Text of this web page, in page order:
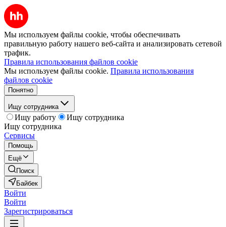
Мы используем файлы cookie, чтобы обеспечивать
правильную работу нашего веб-сайта и анализировать сетевой
трафик.
Правила использования файлов cookie
Мы используем файлы cookie. Правила использования
файлов cookie
Понятно
Ищу сотрудника
Ищу работу
Ищу сотрудника
Ищу сотрудника
Сервисы
Помощь
Ещё
Поиск
Байбек
Войти
Войти
Зарегистрироваться